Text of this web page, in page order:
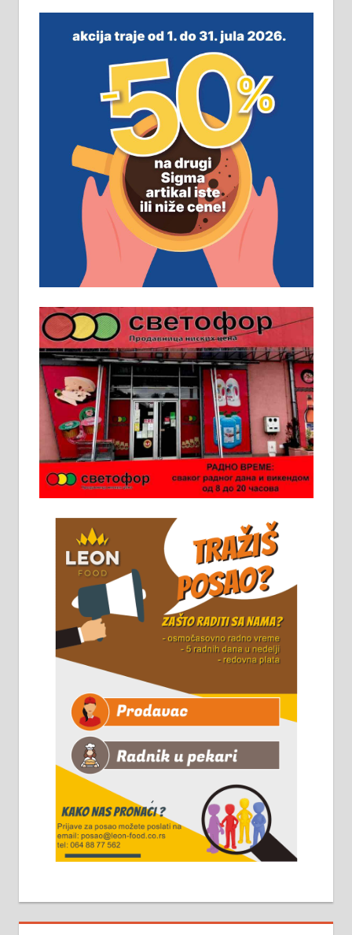
замена. 064/21-63-584
ПОСЛОВНИ ОГЛАСИ
Рудник и флотација Рудник
д.о.о. Рудник запошљава 20
помоћника рудара. Услови:
Основна школа, пожељно радно
искуство на истим и сличним
пословима, али не и неопходан
услов. Обезбеђен смештај,
превоз, исхрана. 032/57-41-122 –
локал 22
Пружам услуге завршних радова
молерских радова. 061/25-28-058
Ало таксију потребан возач са Б
категоријом. 064/02-85-511
Потребна два радника за рад на
стоваришту „Липа промет” у
Алексинцу. За више
информација доћи лично на
стовариште у улици Максима
Горког 26 сваког радног дана од
8 до 15 часова. 063/465-045
Чистим све врсте димњака.
061/32-13-445